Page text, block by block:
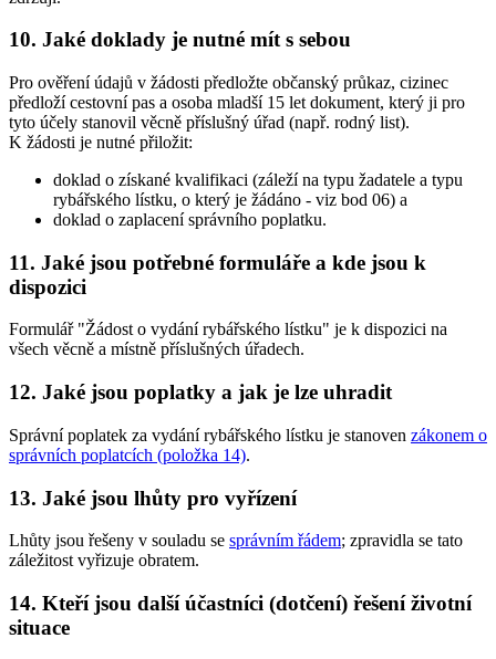
10. Jaké doklady je nutné mít s sebou
Pro ověření údajů v žádosti předložte občanský průkaz, cizinec
předloží cestovní pas a osoba mladší 15 let dokument, který ji pro
tyto účely stanovil věcně příslušný úřad (např. rodný list).
K žádosti je nutné přiložit:
doklad o získané kvalifikaci (záleží na typu žadatele a typu
rybářského lístku, o který je žádáno - viz bod 06) a
doklad o zaplacení správního poplatku.
11. Jaké jsou potřebné formuláře a kde jsou k
dispozici
Formulář "Žádost o vydání rybářského lístku" je k dispozici na
všech věcně a místně příslušných úřadech.
12. Jaké jsou poplatky a jak je lze uhradit
Správní poplatek za vydání rybářského lístku je stanoven zákonem o
správních poplatcích (položka 14).
13. Jaké jsou lhůty pro vyřízení
Lhůty jsou řešeny v souladu se správním řádem; zpravidla se tato
záležitost vyřizuje obratem.
14. Kteří jsou další účastníci (dotčení) řešení životní
situace